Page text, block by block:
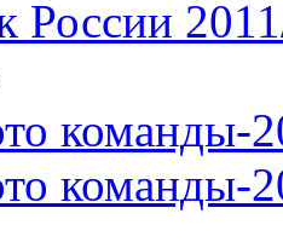
России
команды-
команды-